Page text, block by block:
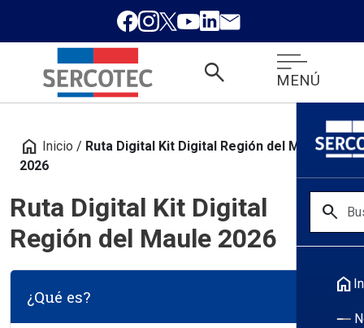
search MENÚ
search
home
home Inicio / Ruta Digital Kit Digital Región del Maule
2026
Ruta Digital Kit Digital
Región del Maule 2026
¿Qué es?